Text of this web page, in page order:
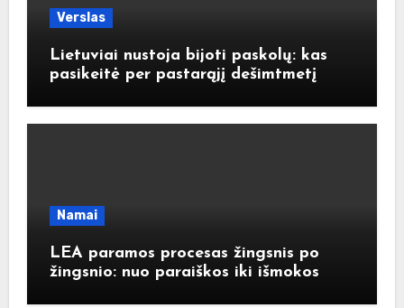
Verslas
Lietuviai nustoja bijoti paskolų: kas
pasikeitė per pastarąjį dešimtmetį
Namai
LEA paramos procesas žingsnis po
žingsnio: nuo paraiškos iki išmokos